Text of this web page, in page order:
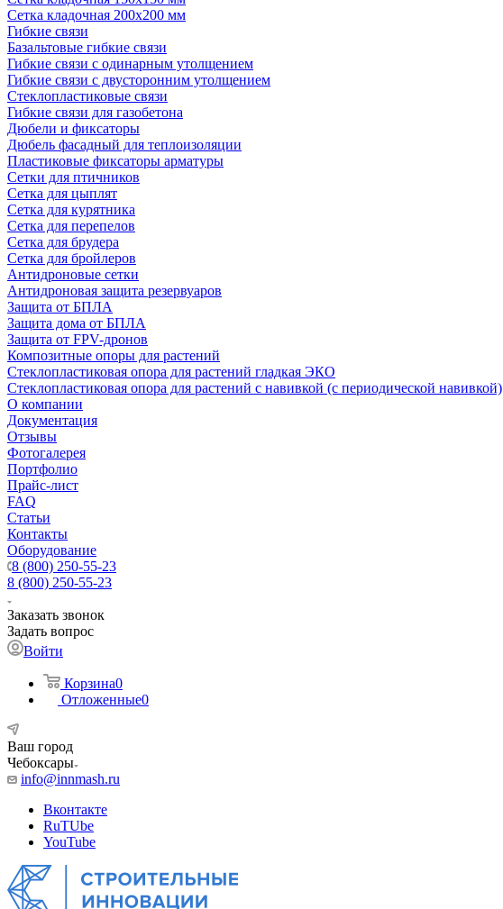
Сетка кладочная 200x200 мм
Гибкие связи
Базальтовые гибкие связи
Гибкие связи с одинарным утолщением
Гибкие связи с двусторонним утолщением
Стеклопластиковые связи
Гибкие связи для газобетона
Дюбели и фиксаторы
Дюбель фасадный для теплоизоляции
Пластиковые фиксаторы арматуры
Сетки для птичников
Сетка для цыплят
Сетка для курятника
Сетка для перепелов
Сетка для брудера
Сетка для бройлеров
Антидроновые сетки
Антидроновая защита резервуаров
Защита от БПЛА
Защита дома от БПЛА
Защита от FPV-дронов
Композитные опоры для растений
Стеклопластиковая опора для растений гладкая ЭКО
Стеклопластиковая опора для растений с навивкой (с периодической навивкой)
О компании
Документация
Отзывы
Фотогалерея
Портфолио
Прайс-лист
FAQ
Статьи
Контакты
Оборудование
8 (800) 250-55-23
8 (800) 250-55-23
Заказать звонок
Задать вопрос
Войти
Корзина0
Отложенные0
Ваш город
Чебоксары
info@innmash.ru
Вконтакте
RuTUbe
YouTube